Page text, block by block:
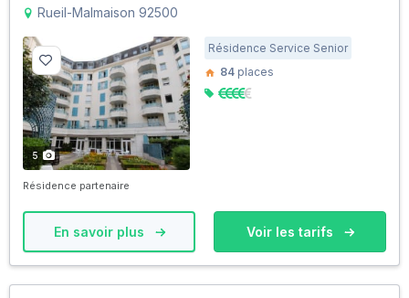
Rueil-Malmaison 92500
5
Résidence Service Senior
84 places
Résidence partenaire
En savoir plus Voir les tarifs